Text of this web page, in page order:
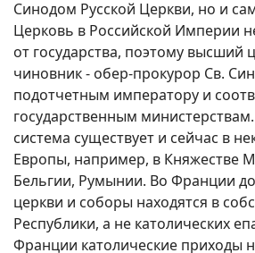
Синодом Русской Церкви, но и
Церковь в Российской Империи
от государства, поэтому высший
чиновник - обер-прокурор Св.
подотчетным императору и
государственным
система существует и сейчас в
Европы, например, в Княжестве
Бельгии, Румынии. Во Франции
церкви и соборы находятся в
Республики, а не католических
Франции католические приходы